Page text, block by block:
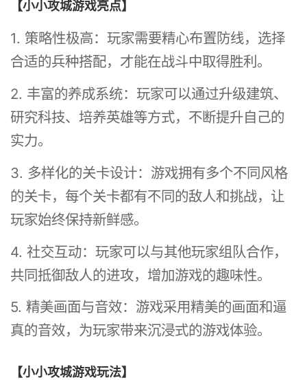
【小小攻城游戏亮点】
1. 策略性极高：玩家需要精心布置防线，选择
合适的兵种搭配，才能在战斗中取得胜利。
2. 丰富的养成系统：玩家可以通过升级建筑、
研究科技、培养英雄等方式，不断提升自己的
实力。
3. 多样化的关卡设计：游戏拥有多个不同风格
的关卡，每个关卡都有不同的敌人和挑战，让
玩家始终保持新鲜感。
4. 社交互动：玩家可以与其他玩家组队合作，
共同抵御敌人的进攻，增加游戏的趣味性。
5. 精美画面与音效：游戏采用精美的画面和逼
真的音效，为玩家带来沉浸式的游戏体验。
【小小攻城游戏玩法】